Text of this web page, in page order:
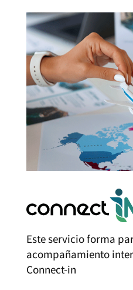
Este servicio forma
acompañamiento
Connect-in